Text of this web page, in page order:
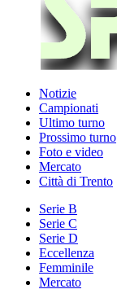
Notizie
Campionati
Ultimo turno
Prossimo turno
Foto e video
Mercato
Città di Trento
Serie B
Serie C
Serie D
Eccellenza
Femminile
Mercato